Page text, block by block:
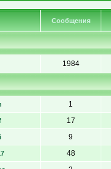
Сообщения
1984
1
17
9
48